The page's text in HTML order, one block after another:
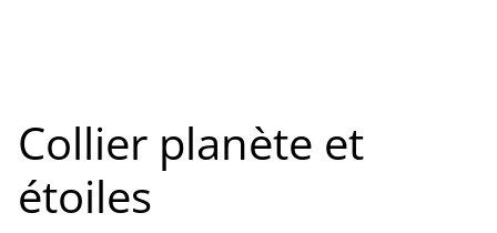
Collier planète et
étoiles